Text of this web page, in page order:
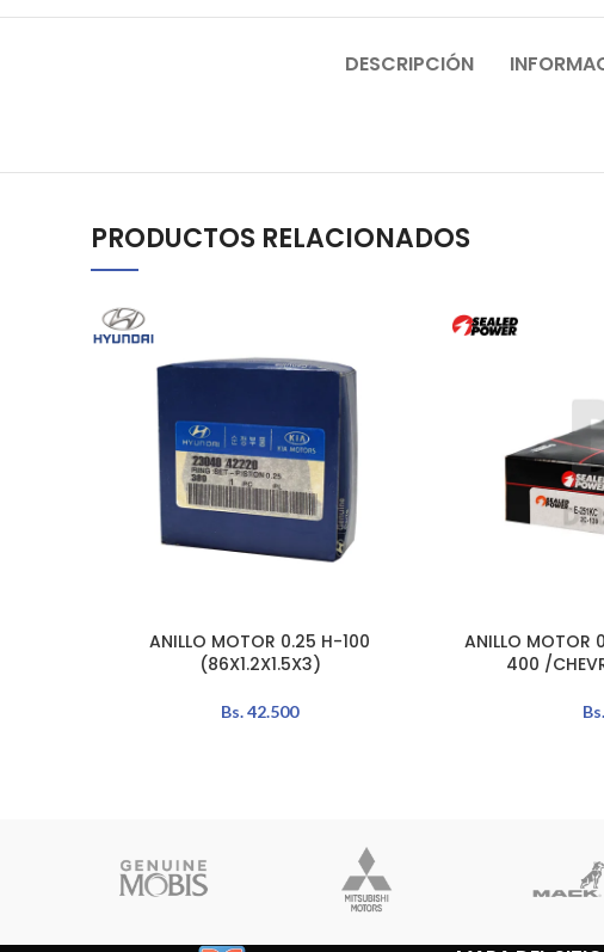
DESCRIPCIÓN
PRODUCTOS RELACIONADOS
AÑADIR AL CARRITO
ANILLO MOTOR 0.25 H-100
(86X1.2X1.5X3)
Bs.42.500
AÑADIR AL
ANILLO MOTOR
400 /
Bs.